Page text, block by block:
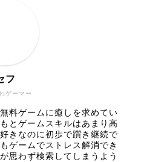
ゲーマー
フ
料ゲームに癒しを求めてい
とゲームスキルはあまり高
きなのに初歩で躓き継続で
ゲームでストレス解消でき
思わず検索してしまうよう